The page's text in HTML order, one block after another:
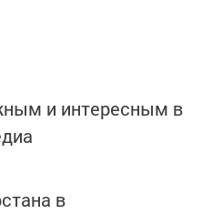
и интересным в
в